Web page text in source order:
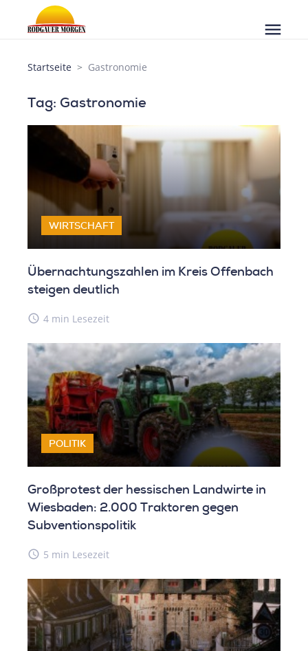
menu
Startseite Gastronomie
Tag: Gastronomie
WIRTSCHAFT
Übernachtungszahlen im Kreis Offenbach
steigen deutlich
access_time 4 min Lesezeit
POLITIK
Großprotest der hessischen Landwirte in
Wiesbaden: 2.000 Traktoren gegen
Subventionspolitik
access_time 5 min Lesezeit